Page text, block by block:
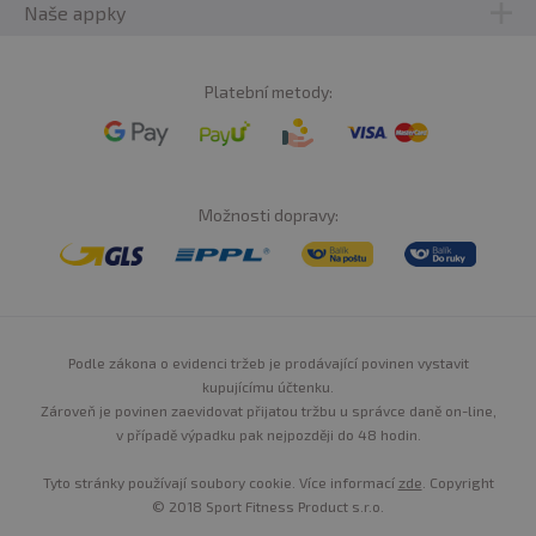
Ukládejte v suchu a temnu při teplotě +4 až +25 °C,
Naše appky
Platební metody:
Možnosti dopravy:
Podle zákona o evidenci tržeb je prodávající povinen vystavit
kupujícímu účtenku.
Zároveň je povinen zaevidovat přijatou tržbu u správce daně on-line,
v případě výpadku pak nejpozději do 48 hodin.
Tyto stránky používají soubory cookie. Více informací zde . Copyright
© 2018 Sport Fitness Product s.r.o.